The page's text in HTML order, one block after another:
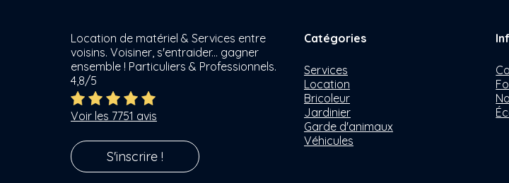
Location de matériel & Services entre
voisins. Voisiner, s'entraider... gagner
ensemble ! Particuliers & Professionnels.
4,8/5
Voir les 7751 avis
S'inscrire !
Catégories
Services
Location
Bricoleur
Jardinier
Garde d'animaux
Véhicules